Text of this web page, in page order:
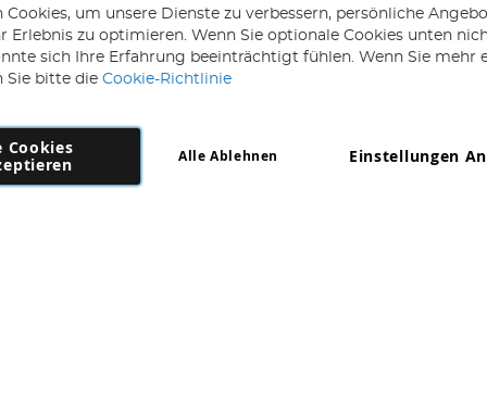
Copyright 1997 - 2026 AD NL B.V. Alle Rechte vorbehalten.
B.V Dirk Hartogweg 14 DC1 Unit 5 5928LV Venlo, Firmennummer:
Cookies, um unsere Dienste zu verbessern, persönliche
Erlebnis zu optimieren. Wenn Sie optionale Cookies unten
sich Ihre Erfahrung beeinträchtigt fühlen. Wenn Sie mehr
Sie bitte die Cookie-Richtlinie
Cookies
Einstellungen
Alle Ablehnen